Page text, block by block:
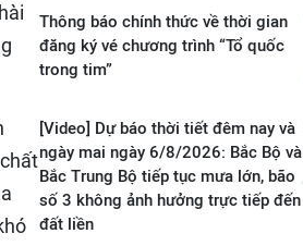
Thông báo chính thức về thời gian
đăng ký vé chương trình “Tổ quốc
trong tim”
[Video] Dự báo thời tiết đêm nay và
ngày mai ngày 6/8/2026: Bắc Bộ và
Bắc Trung Bộ tiếp tục mưa lớn, bão
số 3 không ảnh hưởng trực tiếp đến
đất liền